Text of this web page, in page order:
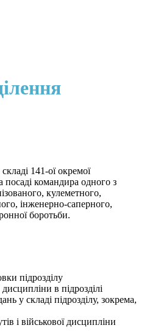
141-ої окремої
посаді командира одного з
кулеметного,
інженерно-саперного,
боротьби.
підрозділу
в підрозділі
у складі підрозділу, зокрема,
і військової дисципліни